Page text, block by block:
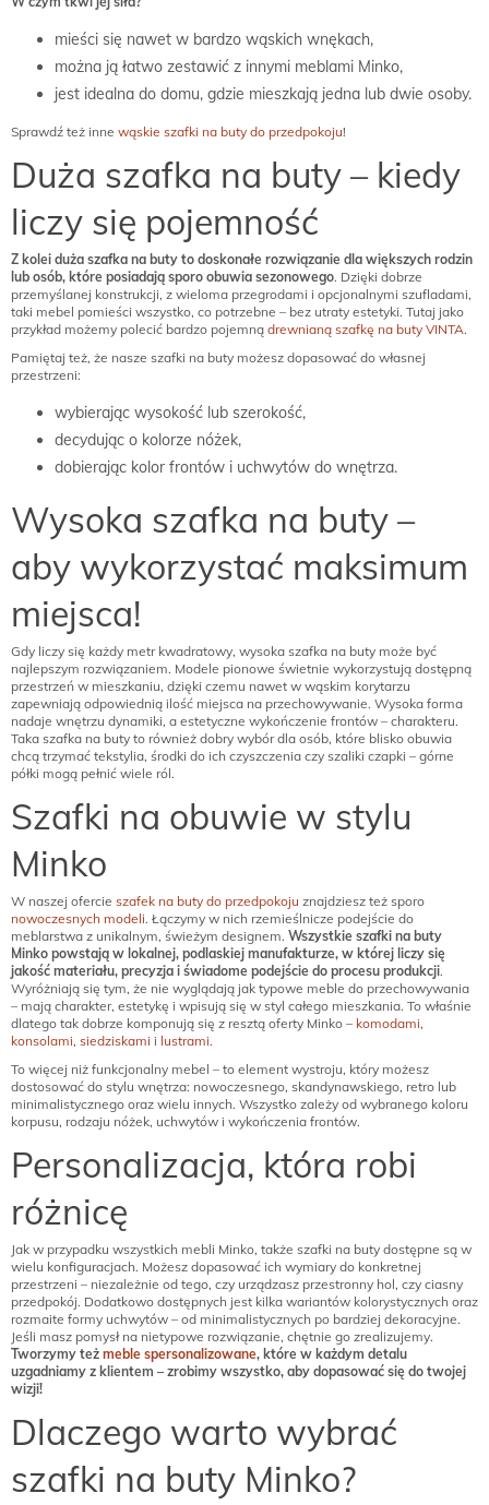
mieści się nawet w bardzo wąskich wnękach,
można ją łatwo zestawić z innymi meblami Minko,
jest idealna do domu, gdzie mieszkają jedna lub dwie osoby.
Sprawdź też inne wąskie szafki na buty do przedpokoju!
Duża szafka na buty – kiedy
liczy się pojemność
Z kolei duża szafka na buty to doskonałe rozwiązanie dla większych rodzin
lub osób, które posiadają sporo obuwia sezonowego. Dzięki dobrze
przemyślanej konstrukcji, z wieloma przegrodami i opcjonalnymi szufladami,
taki mebel pomieści wszystko, co potrzebne – bez utraty estetyki. Tutaj jako
przykład możemy polecić bardzo pojemną drewnianą szafkę na buty VINTA.
Pamiętaj też, że nasze szafki na buty możesz dopasować do własnej
przestrzeni:
wybierając wysokość lub szerokość,
decydując o kolorze nóżek,
dobierając kolor frontów i uchwytów do wnętrza.
Wysoka szafka na buty –
aby wykorzystać maksimum
miejsca!
Gdy liczy się każdy metr kwadratowy, wysoka szafka na buty może być
najlepszym rozwiązaniem. Modele pionowe świetnie wykorzystują dostępną
przestrzeń w mieszkaniu, dzięki czemu nawet w wąskim korytarzu
zapewniają odpowiednią ilość miejsca na przechowywanie. Wysoka forma
nadaje wnętrzu dynamiki, a estetyczne wykończenie frontów – charakteru.
Taka szafka na buty to również dobry wybór dla osób, które blisko obuwia
chcą trzymać tekstylia, środki do ich czyszczenia czy szaliki czapki – górne
półki mogą pełnić wiele ról.
Szafki na obuwie w stylu
Minko
W naszej ofercie szafek na buty do przedpokoju znajdziesz też sporo
nowoczesnych modeli. Łączymy w nich rzemieślnicze podejście do
meblarstwa z unikalnym, świeżym designem. Wszystkie szafki na buty
Minko powstają w lokalnej, podlaskiej manufakturze, w której liczy się
jakość materiału, precyzja i świadome podejście do procesu produkcji.
Wyróżniają się tym, że nie wyglądają jak typowe meble do przechowywania
– mają charakter, estetykę i wpisują się w styl całego mieszkania. To właśnie
dlatego tak dobrze komponują się z resztą oferty Minko – komodami,
konsolami, siedziskami i lustrami.
To więcej niż funkcjonalny mebel – to element wystroju, który możesz
dostosować do stylu wnętrza: nowoczesnego, skandynawskiego, retro lub
minimalistycznego oraz wielu innych. Wszystko zależy od wybranego koloru
korpusu, rodzaju nóżek, uchwytów i wykończenia frontów.
Personalizacja, która robi
różnicę
Jak w przypadku wszystkich mebli Minko, także szafki na buty dostępne są w
wielu konfiguracjach. Możesz dopasować ich wymiary do konkretnej
przestrzeni – niezależnie od tego, czy urządzasz przestronny hol, czy ciasny
przedpokój. Dodatkowo dostępnych jest kilka wariantów kolorystycznych oraz
rozmaite formy uchwytów – od minimalistycznych po bardziej dekoracyjne.
Jeśli masz pomysł na nietypowe rozwiązanie, chętnie go zrealizujemy.
Tworzymy też meble spersonalizowane, które w każdym detalu
uzgadniamy z klientem – zrobimy wszystko, aby dopasować się do twojej
wizji!
Dlaczego warto wybrać
szafki na buty Minko?